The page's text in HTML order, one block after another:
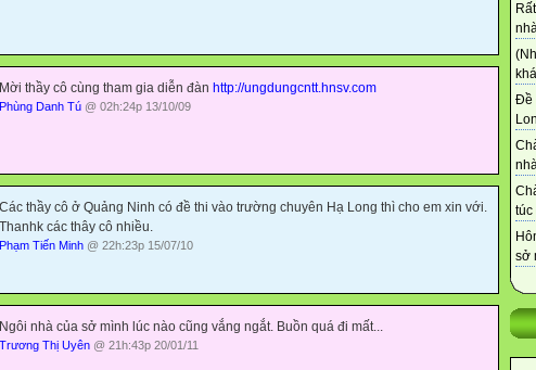
Đề
túc
sở
Mời thầy cô cùng tham gia diễn đàn http://ungdungcntt.hnsv.com
Phùng Danh Tú @ 02h:24p 13/10/09
Các thầy cô ở Quảng Ninh có đề thi vào trường chuyên Hạ Long thì cho em xin với.
Thanhk các thây cô nhiều.
Phạm Tiến Minh @ 22h:23p 15/07/10
Ngôi nhà của sở mình lúc nào cũng vắng ngắt. Buồn quá đi mất...
Trương Thị Uyên @ 21h:43p 20/01/11